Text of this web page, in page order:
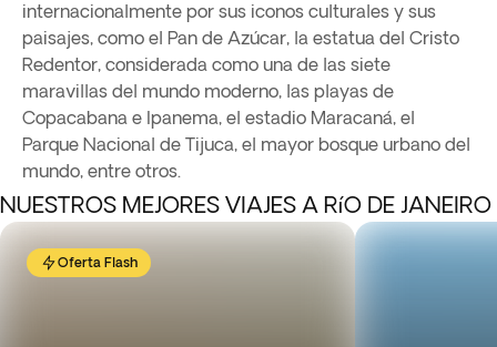
internacionalmente por sus iconos culturales y sus
paisajes, como el Pan de Azúcar, la estatua del Cristo
Redentor, considerada como una de las siete
maravillas del mundo moderno, las playas de
Copacabana e Ipanema, el estadio Maracaná, el
Parque Nacional de Tijuca, el mayor bosque urbano del
mundo, entre otros.
NUESTROS MEJORES VIAJES A RíO DE JANEIRO
Oferta Flash